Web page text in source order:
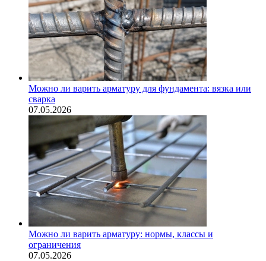
Можно ли варить арматуру для фундамента: вязка или
сварка
07.05.2026
Можно ли варить арматуру: нормы, классы и
ограничения
07.05.2026